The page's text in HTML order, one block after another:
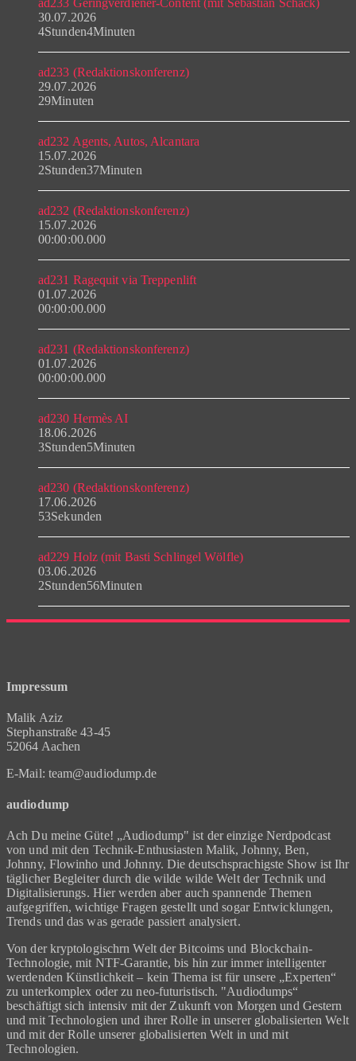
ad233 Geringverdiener-Content (mit Sebastian Schack)
30.07.2026
4Stunden4Minuten
ad233 (Redaktionskonferenz)
29.07.2026
29Minuten
ad232 Agents, Autos, Alcantara
15.07.2026
2Stunden37Minuten
ad232 (Redaktionskonferenz)
15.07.2026
00:00:00.000
ad231 Ragequit via Treppenlift
01.07.2026
00:00:00.000
ad231 (Redaktionskonferenz)
01.07.2026
00:00:00.000
ad230 Hermès AI
18.06.2026
3Stunden5Minuten
ad230 (Redaktionskonferenz)
17.06.2026
53Sekunden
ad229 Holz (mit Basti Schlingel Wölfle)
03.06.2026
2Stunden56Minuten
Impressum
Malik Aziz
Stephanstraße 43-45
52064 Aachen
E-Mail: team@audiodump.de
audiodump
Ach Du meine Güte! „Audiodump" ist der einzige Nerdpodcast
von und mit den Technik-Enthusiasten Malik, Johnny, Ben,
Johnny, Flowinho und Johnny. Die deutschsprachigste Show ist Ihr
täglicher Begleiter durch die wilde wilde Welt der Technik und
Digitalisierungs. Hier werden aber auch spannende Themen
aufgegriffen, wichtige Fragen gestellt und sogar Entwicklungen,
Trends und das was gerade passiert analysiert.
Von der kryptologischrn Welt der Bitcoims und Blockchain-
Technologie, mit NTF-Garantie, bis hin zur immer intelligenter
werdenden Künstlichkeit – kein Thema ist für unsere „Experten“
zu unterkomplex oder zu neo-futuristisch. "Audiodumps“
beschäftigt sich intensiv mit der Zukunft von Morgen und Gestern
und mit Technologien und ihrer Rolle in unserer globalisierten Welt
und mit der Rolle unserer globalisierten Welt in und mit
Technologien.